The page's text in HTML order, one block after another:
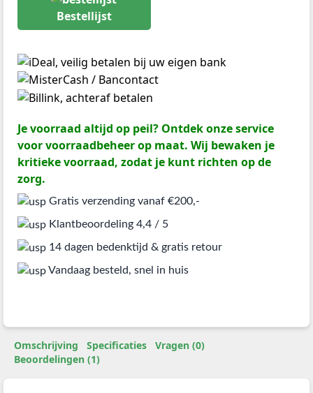
Bestellijst
Je voorraad altijd op peil? Ontdek onze service
voor voorraadbeheer op maat. Wij bewaken je
kritieke voorraad, zodat je kunt richten op de
zorg.
Gratis verzending vanaf €200,-
Klantbeoordeling 4,4 / 5
14 dagen bedenktijd & gratis retour
Vandaag besteld, snel in huis
Omschrijving Specificaties
Vragen (0)
Beoordelingen (1)